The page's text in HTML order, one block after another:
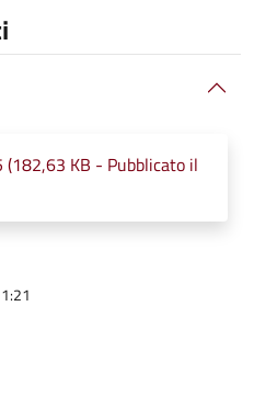
KB - Pubblicato il